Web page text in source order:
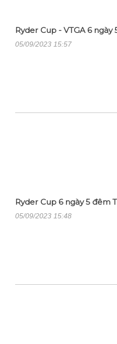
Ryder Cup - VTGA 6 ngày
05/09/2023 15:57
Ryder Cup 6 ngày 5 đêm
05/09/2023 15:48